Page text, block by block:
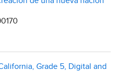
Grade 5, Digital and